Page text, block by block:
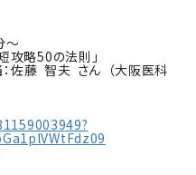
～
攻略50の法則」
藤 智夫 さん （⼤阪医科